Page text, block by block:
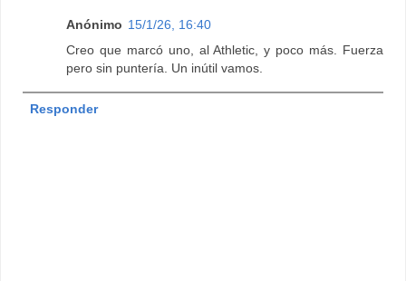
Anónimo 15/1/26, 16:40
Creo que marcó uno, al Athletic, y poco más. Fuerza
pero sin puntería. Un inútil vamos.
Responder